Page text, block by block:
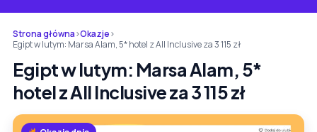
Strona główna›Okazje›
Egipt w lutym: Marsa Alam, 5* hotel z All Inclusive za 3 115 zł
Egipt w lutym: Marsa Alam, 5*
hotel z All Inclusive za 3 115 zł